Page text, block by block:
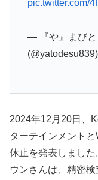
pic.twitter.com/
— 『や』まびと
(@yatodesu839)
2024年12月20日、
ターテインメント
休止を発表しまし
ウンさんは、精密